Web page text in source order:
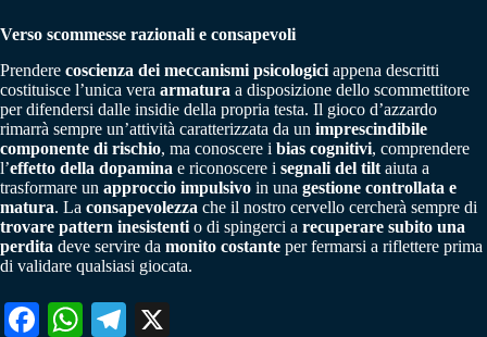
Verso scommesse razionali e consapevoli
Prendere coscienza dei meccanismi psicologici appena descritti
costituisce l’unica vera armatura a disposizione dello scommettitore
per difendersi dalle insidie della propria testa. Il gioco d’azzardo
rimarrà sempre un’attività caratterizzata da un imprescindibile
componente di rischio, ma conoscere i bias cognitivi, comprendere
l’effetto della dopamina e riconoscere i segnali del tilt aiuta a
trasformare un approccio impulsivo in una gestione controllata e
matura. La consapevolezza che il nostro cervello cercherà sempre di
trovare pattern inesistenti o di spingerci a recuperare subito una
perdita deve servire da monito costante per fermarsi a riflettere prima
di validare qualsiasi giocata.
Fa W
Te